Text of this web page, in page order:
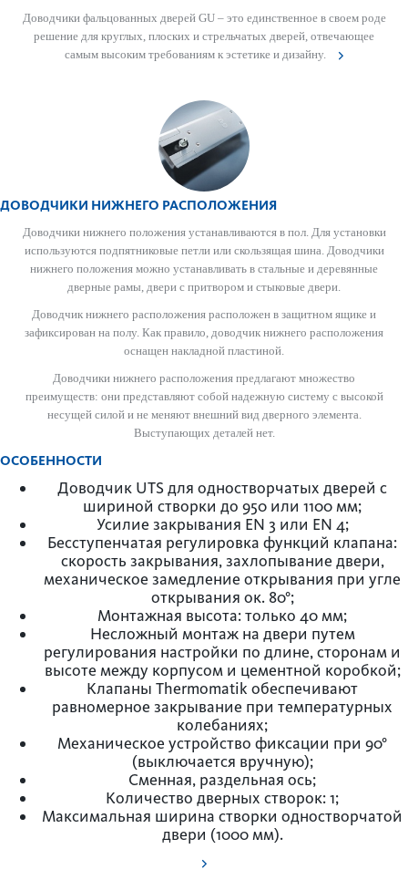
Довод­чики фальцованных дверей GU – это единственное в своем роде
решение для круглых, плоских и стрель­чатых дверей, отве­чающее
самым выс­оким требованиям к эсте­тике и дизайну.
ДОВОДЧИКИ НИЖНЕГО РАСПОЛОЖЕНИЯ
Доводчики нижнего положения устанавливаются в пол. Для установки
используются подпятниковые петли или скользящая шина. Доводчики
нижнего положения можно устанавливать в стальные и деревянные
дверные рамы, двери с притвором и стыковые двери.
Доводчик нижнего расположения расположен в защитном ящике и
зафиксирован на полу. Как правило, доводчик нижнего расположения
оснащен накладной пластиной.
Доводчики нижнего расположения предлагают множество
преимуществ: они представляют собой надежную систему с высокой
несущей силой и не меняют внешний вид дверного элемента.
Выступающих деталей нет.
ОСОБЕННОСТИ
Доводчик UTS для одностворчатых дверей с
шириной створки до 950 или 1100 мм;
Усилие закрывания EN 3 или EN 4;
Бесступенчатая регулировка функций клапана:
скорость закрывания, захлопывание двери,
механическое замедление открывания при угле
открывания ок. 80°;
Монтажная высота: только 40 мм;
Несложный монтаж на двери путем
регулирования настройки по длине, сторонам и
высоте между корпусом и цементной коробкой;
Клапаны Thermomatik обеспечивают
равномерное закрывание при температурных
колебаниях;
Механическое устройство фиксации при 90°
(выключается вручную);
Сменная, раздельная ось;
Количество дверных створок: 1;
Максимальная ширина створки одностворчатой
двери (1000 мм).